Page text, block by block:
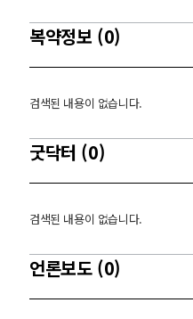
복약정보 (0)
검색된 내용이 없습니다.
굿닥터 (0)
검색된 내용이 없습니다.
언론보도 (0)